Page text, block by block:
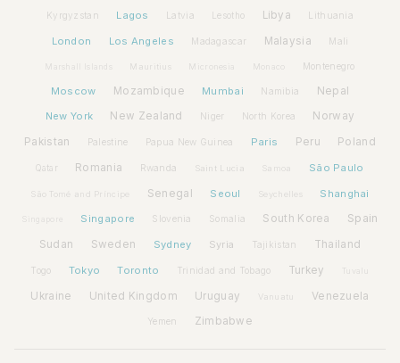
Kyrgyzstan Lagos Latvia Lesotho Libya Lithuania
London Los Angeles Madagascar Malaysia Mali
Mauritius Micronesia Monaco Montenegro
Moscow Mozambique Mumbai Namibia Nepal
New York New Zealand Niger North Korea Norway
Pakistan Palestine Papua New Guinea Paris Peru Poland
Qatar Romania Rwanda Saint Lucia Samoa São Paulo
São Tomé and Príncipe Senegal Seoul Seychelles Shanghai
Singapore Slovenia Somalia South Korea Spain
Sudan Sweden Sydney Syria Tajikistan Thailand
Togo Tokyo Toronto Trinidad and Tobago Turkey Tuvalu
Ukraine United Kingdom Uruguay Vanuatu Venezuela
Yemen Zimbabwe